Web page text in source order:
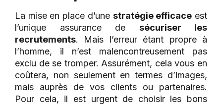
La mise en place d’une stratégie efficace est
l’unique assurance de sécuriser les
recrutements. Mais l’erreur étant propre à
l’homme, il n’est malencontreusement pas
exclu de se tromper. Assurément, cela vous en
coûtera, non seulement en termes d’images,
mais auprès de vos clients ou partenaires.
Pour cela, il est urgent de choisir les bons